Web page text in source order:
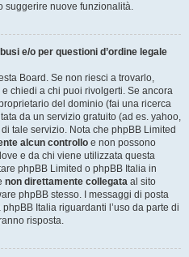
suggerire nuove funzionalità.
e/o per questioni d’ordine legale
Board. Se non riesci a trovarlo,
chiedi a chi puoi rivolgerti. Se ancora
del dominio (fai una ricerca
da un servizio gratuito (ad es. yahoo,
tale servizio. Nota che phpBB Limited
alcun controllo e non possono
e da chi viene utilizzata questa
phpBB Limited o phpBB Italia in
non direttamente collegata al sito
phpBB stesso. I messaggi di posta
Italia riguardanti l’uso da parte di
risposta.